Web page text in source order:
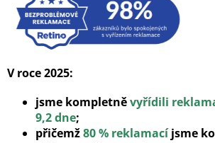
V roce 2025:
jsme kompletněvyřídili
9,2 dne;
přičemž80 % reklamacíjsme